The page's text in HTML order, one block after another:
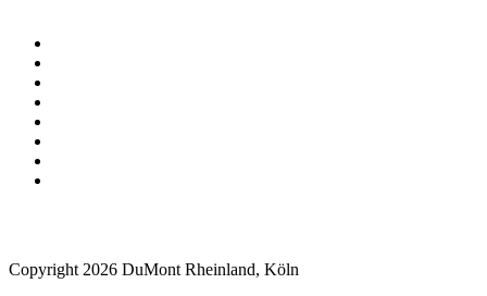
Copyright 2026 DuMont Rheinland, Köln